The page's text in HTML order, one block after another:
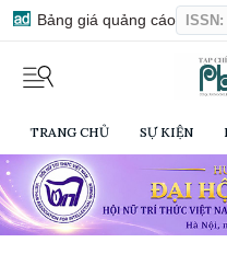
Bảng giá quảng cáo
TRANG CHỦ SỰ KIỆN